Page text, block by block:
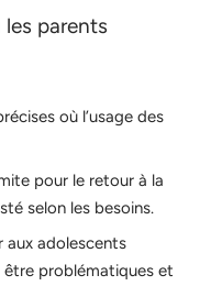
parents
où l’usage des
pour le retour à la
selon les besoins.
aux adolescents
problématiques et